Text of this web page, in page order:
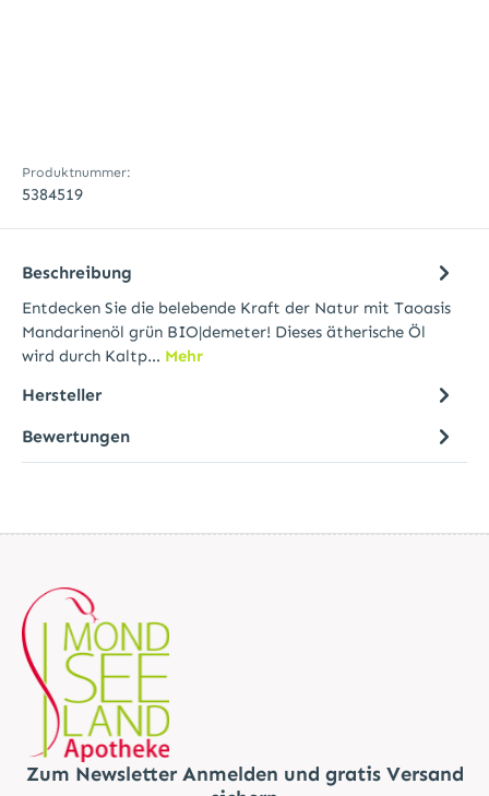
Produktnummer:
5384519
Beschreibung
Entdecken Sie die belebende Kraft der Natur mit Taoasis
Mandarinenöl grün BIO|demeter! Dieses ätherische Öl
wird durch Kaltp… Mehr
Hersteller
Bewertungen
Zum Newsletter Anmelden und gratis Versand